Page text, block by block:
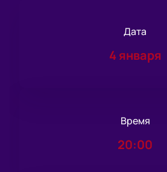
Дата
4 января
Время
20:00